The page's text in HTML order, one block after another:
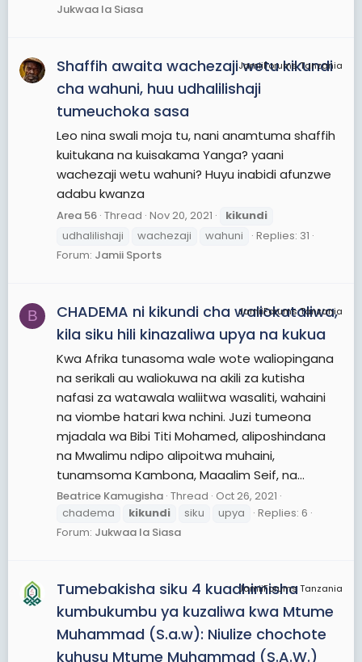
Jukwaa la Siasa
JamiiForums Tanzania
Shaffih awaita wachezaji wetu kikundi
cha wahuni, huu udhalilishaji
tumeuchoka sasa
Leo nina swali moja tu, nani anamtuma shaffih
kuitukana na kuisakama Yanga? yaani
wachezaji wetu wahuni? Huyu inabidi afunzwe
adabu kwanza
Area 56 Thread Nov 20, 2021
kikundi
udhalilishaji
wachezaji wahuni
Replies: 31
Forum: Jamii Sports
B JamiiForums Tanzania
CHADEMA ni kikundi cha waliokataliwa,
kila siku hili kinazaliwa upya na kukua
Kwa Afrika tunasoma wale wote waliopingana
na serikali au waliokuwa na akili za kutisha
nafasi za watawala waliitwa wasaliti, wahaini
na viombe hatari kwa nchini. Juzi tumeona
mjadala wa Bibi Titi Mohamed, aliposhindana
na Mwalimu ndipo alipoitwa muhaini,
tunamsoma Kambona, Maaalim Seif, na...
Beatrice Kamugisha Thread Oct 26, 2021
chadema
kikundi siku upya
Replies: 6
Forum: Jukwaa la Siasa
JamiiForums Tanzania
Tumebakisha siku 4 kuadhimisha
kumbukumbu ya kuzaliwa kwa Mtume
Muhammad (S.a.w): Niulize chochote
kuhusu Mtume Muhammad (S.A.W.)